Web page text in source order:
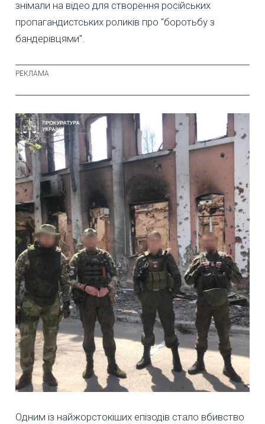
знімали на відео для створення російських
пропагандистських роликів про "боротьбу з
бандерівцями".
Одним із найжорстокіших епізодів стало вбивство